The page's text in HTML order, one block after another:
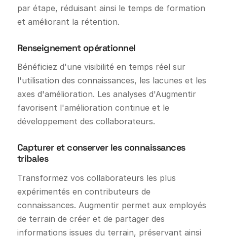
par étape, réduisant ainsi le temps de formation
et améliorant la rétention.
Renseignement opérationnel
Bénéficiez d'une visibilité en temps réel sur
l'utilisation des connaissances, les lacunes et les
axes d'amélioration. Les analyses d'Augmentir
favorisent l'amélioration continue et le
développement des collaborateurs.
Capturer et conserver les connaissances
tribales
Transformez vos collaborateurs les plus
expérimentés en contributeurs de
connaissances. Augmentir permet aux employés
de terrain de créer et de partager des
informations issues du terrain, préservant ainsi